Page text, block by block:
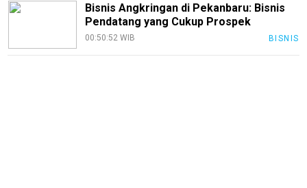
Bisnis Angkringan di Pekanbaru: Bisnis
Pendatang yang Cukup Prospek
00:50:52 WIB BISNIS